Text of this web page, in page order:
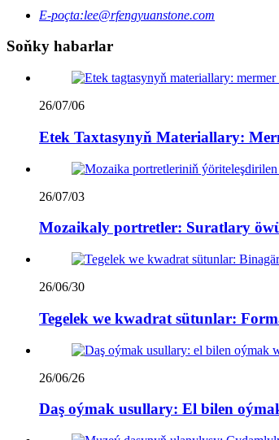
E-poçta:lee@rfengyuanstone.com
Soňky habarlar
26/07/06
Etek Taxtasynyň Materiallary:
26/07/03
Mozaikaly portretler: Suratlary
26/06/30
Tegelek we kwadrat sütunlar:
26/06/26
Daş oýmak usullary: El bilen